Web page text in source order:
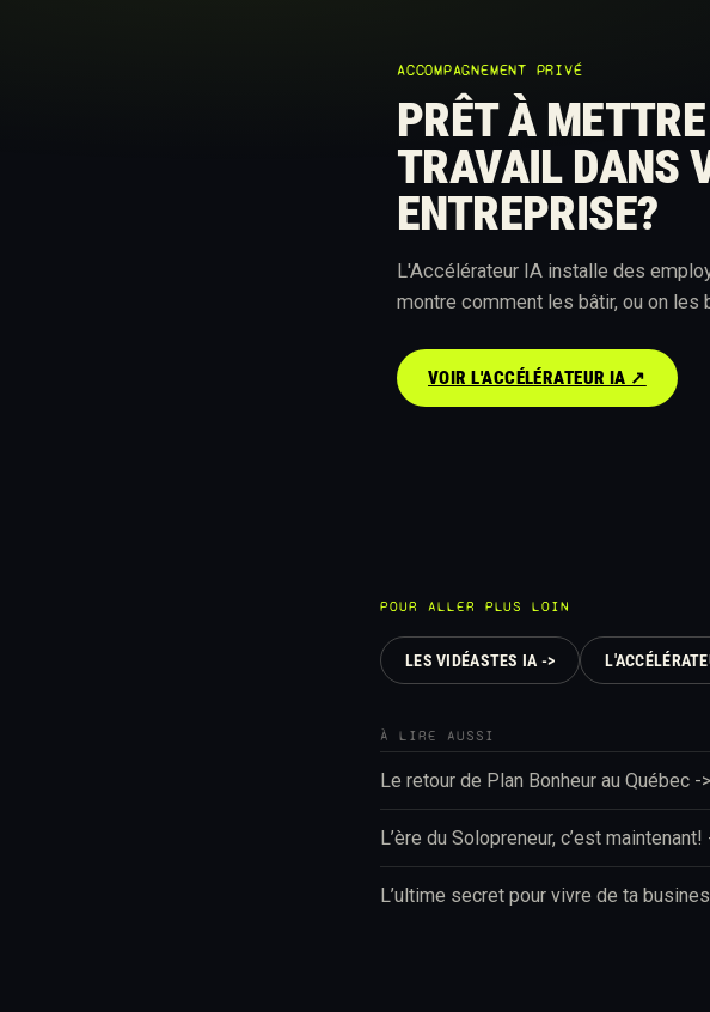
ACCOMPAGNEMENT PRIVÉ
PRÊT À
TRAVAIL DANS
ENTREPRISE?
L'Accélérateur IA installe des
montre comment les bâtir, ou on les
VOIR L'ACCÉLÉRATEUR IA ↗︎
POUR ALLER PLUS LOIN
LES VIDÉASTES IA ->
À LIRE AUSSI
Le retour de Plan Bonheur au Québec ->
L’ère du Solopreneur, c’est maintenant!
L’ultime secret pour vivre de ta